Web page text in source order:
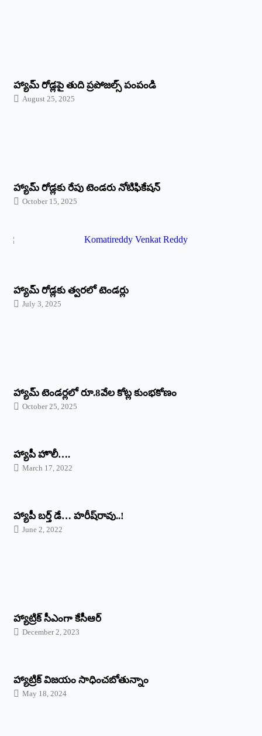
హ్యామ్‌ రోడ్లపై తుది ప్రపోజల్స్‌ పంపండి
August 25, 2025
హ్యామ్‌ రోడ్లకు రేపు టెండరు నోటిఫికేషన్‌
October 15, 2025
హ్యామ్‌ రోడ్లకు త్వరలో టెండర్లు
July 3, 2025
హ్యామ్‌ ‌టెండర్లలో రూ.8వేల కోట్ల కుంభకోణం
October 25, 2025
హ్యాపీ హొలీ….
March 17, 2022
హ్యాపీ బర్త్ ‌డే… హరీష్‌రావు..!
June 2, 2022
హ్యాట్రిక్‌ ‌సీఎంగా కేసీఆర్‌
December 2, 2023
హ్యాట్రిక్‌ విజయం సాధించబోతున్నాం
May 18, 2024